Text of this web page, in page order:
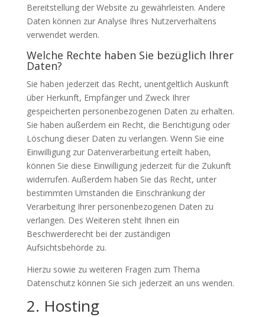
Bereitstellung der Website zu gewährleisten. Andere
Daten können zur Analyse Ihres Nutzerverhaltens
verwendet werden.
Welche Rechte haben Sie bezüglich Ihrer
Daten?
Sie haben jederzeit das Recht, unentgeltlich Auskunft
über Herkunft, Empfänger und Zweck Ihrer
gespeicherten personenbezogenen Daten zu erhalten.
Sie haben außerdem ein Recht, die Berichtigung oder
Löschung dieser Daten zu verlangen. Wenn Sie eine
Einwilligung zur Datenverarbeitung erteilt haben,
können Sie diese Einwilligung jederzeit für die Zukunft
widerrufen. Außerdem haben Sie das Recht, unter
bestimmten Umständen die Einschränkung der
Verarbeitung Ihrer personenbezogenen Daten zu
verlangen. Des Weiteren steht Ihnen ein
Beschwerderecht bei der zuständigen
Aufsichtsbehörde zu.
Hierzu sowie zu weiteren Fragen zum Thema
Datenschutz können Sie sich jederzeit an uns wenden.
2. Hosting